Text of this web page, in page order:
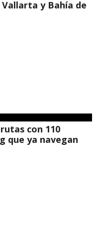
y Bahía de
con 110
que ya navegan